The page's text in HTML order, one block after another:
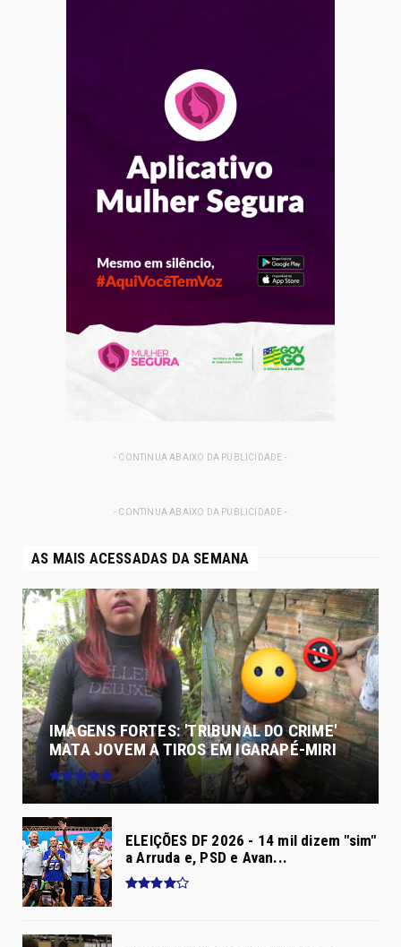
- CONTINUA ABAIXO DA PUBLICIDADE -
- CONTINUA ABAIXO DA PUBLICIDADE -
AS MAIS ACESSADAS DA SEMANA
IMAGENS FORTES: 'TRIBUNAL DO CRIME'
MATA JOVEM A TIROS EM IGARAPÉ-MIRI
ELEIÇÕES DF 2026 - 14 mil dizem "sim"
a Arruda e, PSD e Avan...